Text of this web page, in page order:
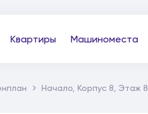
Квартиры Машиноместа
Начало, Корпус 8, Этаж 8